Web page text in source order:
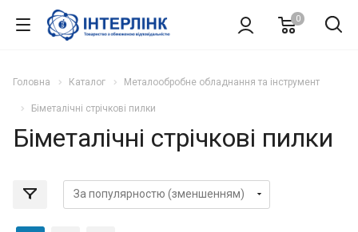
0
Головна Каталог Металообробне обладнання та інструмент
Біметалічні стрічкові пилки
Біметалічні стрічкові пилки